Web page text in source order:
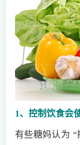
1、控制饮食会
有些糖妈认为 “